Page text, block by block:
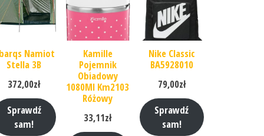
Namiot
Stella 3B
372,00zł
Sprawdź
sam!
Kamille
Pojemnik
Obiadowy
1080Ml Km2103
Różowy
33,11zł
Nike Classic
BA5928010
79,00zł
Sprawdź
sam!